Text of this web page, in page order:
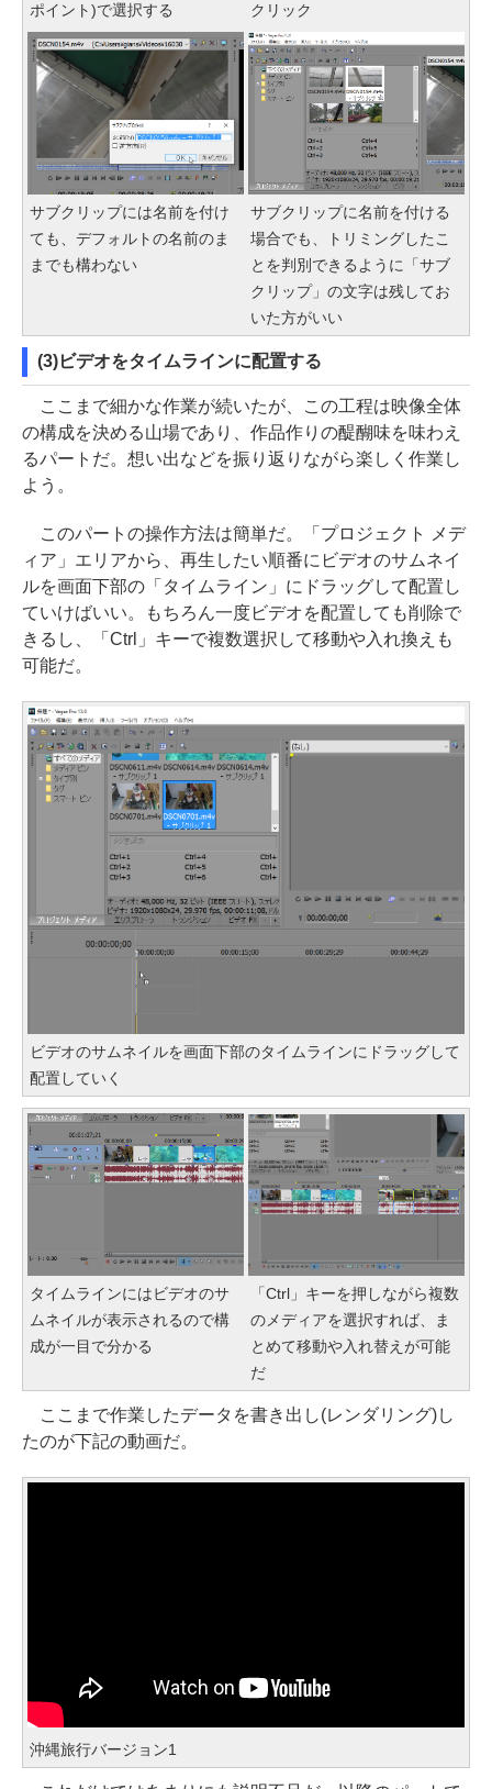
ポイント)で選択する
クリック
サブクリップには名前を付け
ても、デフォルトの名前のま
までも構わない
サブクリップに名前を付ける
場合でも、トリミングしたこ
とを判別できるように「サブ
クリップ」の文字は残してお
いた方がいい
(3)ビデオをタイムラインに配置する
ここまで細かな作業が続いたが、この工程は映像全体
の構成を決める山場であり、作品作りの醍醐味を味わえ
るパートだ。想い出などを振り返りながら楽しく作業し
よう。
このパートの操作方法は簡単だ。「プロジェクト メデ
ィア」エリアから、再生したい順番にビデオのサムネイ
ルを画面下部の「タイムライン」にドラッグして配置し
ていけばいい。もちろん一度ビデオを配置しても削除で
きるし、「Ctrl」キーで複数選択して移動や入れ換えも
可能だ。
ビデオのサムネイルを画面下部のタイムラインにドラッグして
配置していく
タイムラインにはビデオのサ
ムネイルが表示されるので構
成が一目で分かる
「Ctrl」キーを押しながら複数
のメディアを選択すれば、ま
とめて移動や入れ替えが可能
だ
ここまで作業したデータを書き出し(レンダリング)し
たのが下記の動画だ。
沖縄旅行バージョン1